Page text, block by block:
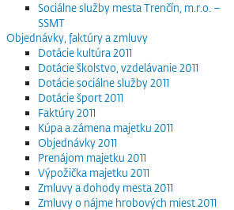
Sociálne služby mesta Trenčín, m.r.o. –
SSMT
Objednávky, faktúry a zmluvy
Dotácie kultúra 2011
Dotácie školstvo, vzdelávanie 2011
Dotácie sociálne služby 2011
Dotácie šport 2011
Faktúry 2011
Kúpa a zámena majetku 2011
Objednávky 2011
Prenájom majetku 2011
Výpožička majetku 2011
Zmluvy a dohody mesta 2011
Zmluvy o nájme hrobových miest 2011